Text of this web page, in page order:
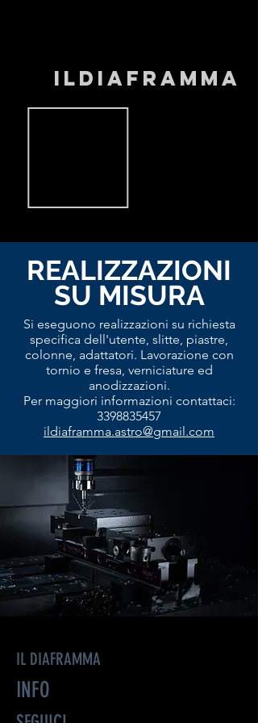
ILDIAFRAMMA
REALIZZAZIONI
SU MISURA
Si eseguono realizzazioni su richiesta
specifica dell'utente, slitte, piastre,
colonne, adattatori. Lavorazione con
tornio e fresa, verniciature ed
anodizzazioni.
Per maggiori informazioni contattaci:
3398835457
ildiaframma.astro@gmail.com
IL DIAFRAMMA
INFO